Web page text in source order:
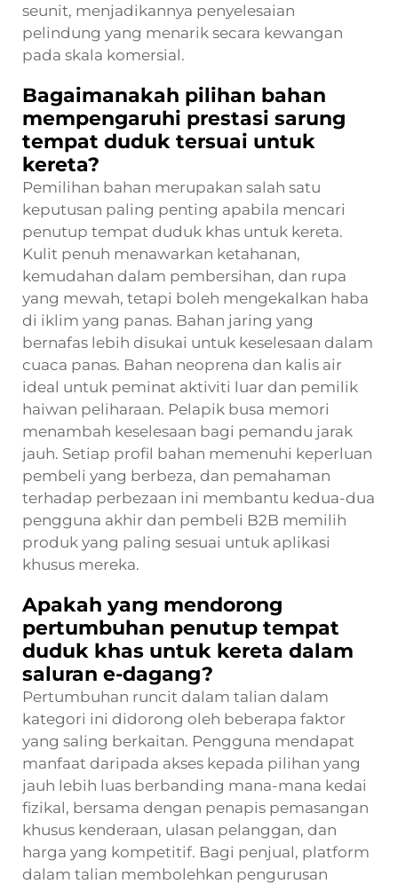
seunit, menjadikannya penyelesaian
pelindung yang menarik secara kewangan
pada skala komersial.
Bagaimanakah pilihan bahan
mempengaruhi prestasi sarung
tempat duduk tersuai untuk
kereta?
Pemilihan bahan merupakan salah satu
keputusan paling penting apabila mencari
penutup tempat duduk khas untuk kereta.
Kulit penuh menawarkan ketahanan,
kemudahan dalam pembersihan, dan rupa
yang mewah, tetapi boleh mengekalkan haba
di iklim yang panas. Bahan jaring yang
bernafas lebih disukai untuk keselesaan dalam
cuaca panas. Bahan neoprena dan kalis air
ideal untuk peminat aktiviti luar dan pemilik
haiwan peliharaan. Pelapik busa memori
menambah keselesaan bagi pemandu jarak
jauh. Setiap profil bahan memenuhi keperluan
pembeli yang berbeza, dan pemahaman
terhadap perbezaan ini membantu kedua-dua
pengguna akhir dan pembeli B2B memilih
produk yang paling sesuai untuk aplikasi
khusus mereka.
Apakah yang mendorong
pertumbuhan penutup tempat
duduk khas untuk kereta dalam
saluran e-dagang?
Pertumbuhan runcit dalam talian dalam
kategori ini didorong oleh beberapa faktor
yang saling berkaitan. Pengguna mendapat
manfaat daripada akses kepada pilihan yang
jauh lebih luas berbanding mana-mana kedai
fizikal, bersama dengan penapis pemasangan
khusus kenderaan, ulasan pelanggan, dan
harga yang kompetitif. Bagi penjual, platform
dalam talian membolehkan pengurusan